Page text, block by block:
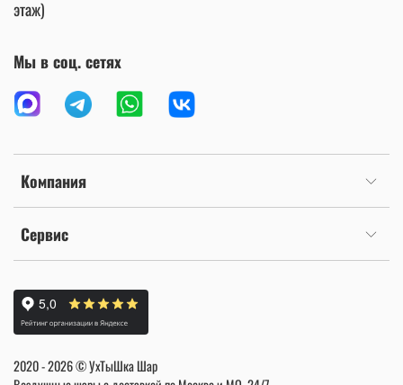
Компания
Сервис
этаж)
Мы в соц. сетях
2020 - 2026 © УхТыШка Шар